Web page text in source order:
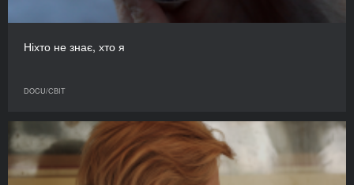
Ніхто не знає, хто я
DOCU/СВІТ